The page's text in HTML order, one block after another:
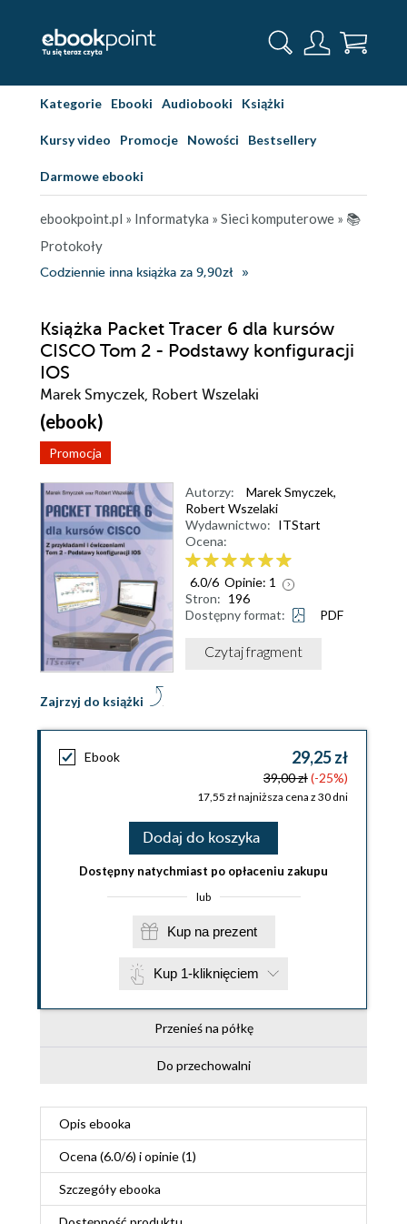
Kategorie Ebooki Audiobooki Książki
Kursy video Promocje Nowości Bestsellery
Darmowe ebooki
ebookpoint.pl » Informatyka » Sieci komputerowe » 📚
Protokoły
Codziennie inna książka za 9,90zł
Książka Packet Tracer 6 dla kursów
CISCO Tom 2 - Podstawy konfiguracji
IOS
Marek Smyczek, Robert Wszelaki
(ebook)
Promocja
Zajrzyj do książki
Autorzy: Marek Smyczek,
Robert Wszelaki
Wydawnictwo: ITStart
Ocena:
6.0/6 Opinie: 1
Stron: 196
Dostępny format:
PDF
Czytaj fragment
Ebook 29,25 zł
39,00 zł(-25%)
17,55 zł najniższa cena z 30 dni
Dodaj do koszyka
Dostępny natychmiast po opłaceniu zakupu
lub
Kup na prezent
Kup 1-kliknięciem
Przenieś na półkę
Do przechowalni
Opis ebooka
Ocena (6.0/6) i opinie (1)
Szczegółyebooka